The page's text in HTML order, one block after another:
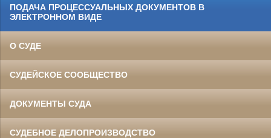
ПОДАЧА ПРОЦЕССУАЛЬНЫХ ДОКУМЕНТОВ В
ЭЛЕКТРОННОМ ВИДЕ
О СУДЕ
СУДЕЙСКОЕ СООБЩЕСТВО
ДОКУМЕНТЫ СУДА
СУДЕБНОЕ ДЕЛОПРОИЗВОДСТВО